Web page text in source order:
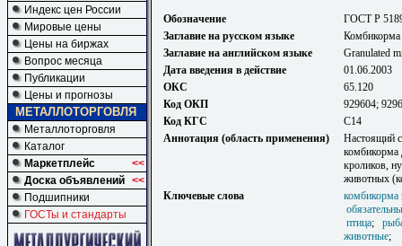
Индекс цен России
Мировые цены
Цены на биржах
Вопрос месяца
Публикации
Цены и прогнозы
МЕТАЛЛОТОРГОВЛЯ
Металлоторговля
Каталог
Маркетплейс
<<
Доска объявлений <<
Подшипники
ГОСТы и стандарты
Обозначение
ГОСТ Р
Заглавие на русском языке
Комбикорма
Заглавие на английском языке
Granulated
Дата введения в действие
01.06.2003
ОКС
65.120
Код ОКП
929604;
Код КГС
С14
Аннотация (область применения)
Настоящий
комбикорма
кроликов,
животных
Ключевые слова
комбикорма
птица;
животные;